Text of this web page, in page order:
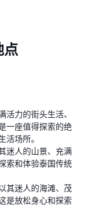
点
活力的街头生活、
一座值得探索的绝
活场所。
迷人的山景、充满
索和体验泰国传统
其迷人的海滩、茂
是放松身心和探索